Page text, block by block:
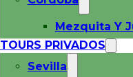
Mezquita Y
TOURS PRIVADOS
Sevilla